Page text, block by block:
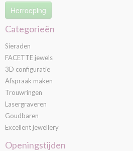
Herroeping
Categorieën
Sieraden
FACETTE jewels
3D configuratie
Afspraak maken
Trouwringen
Lasergraveren
Goudbaren
Excellent jewellery
Openingstijden